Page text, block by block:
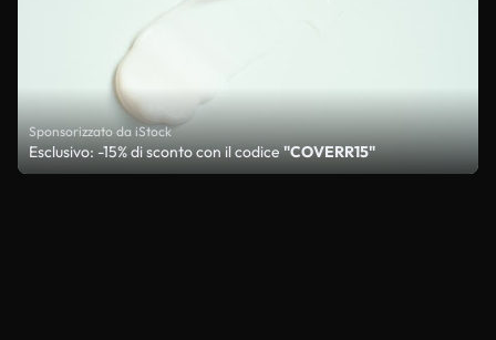
Sponsorizzato da iStock
Esclusivo: -15% di sconto con il codice"COVERR15"